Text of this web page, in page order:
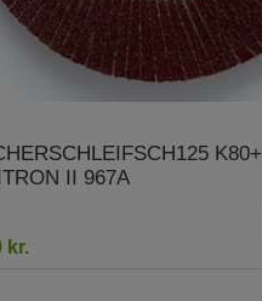
K80+
II 967A
kr.